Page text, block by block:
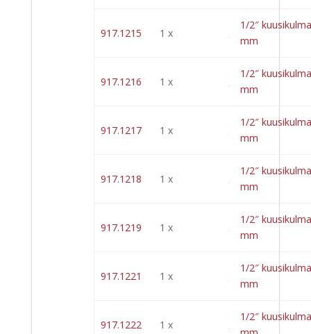
917.1215 1 x
1/2″
mm
917.1216 1 x
1/2″
mm
917.1217 1 x
1/2″
mm
917.1218 1 x
1/2″
mm
917.1219 1 x
1/2″
mm
917.1221 1 x
1/2″
mm
917.1222 1 x
1/2″